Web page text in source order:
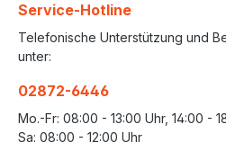
Service-Hotline
Telefonische Unterstützung und
unter:
02872-6446
Mo.-Fr: 08:00 - 13:00 Uhr, 14:00 -
Sa: 08:00 - 12:00 Uhr